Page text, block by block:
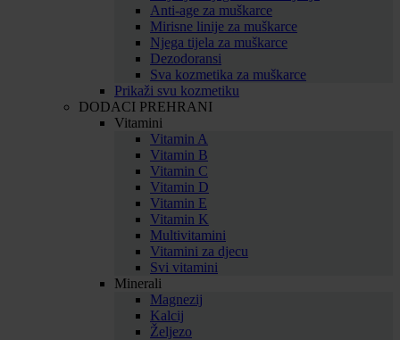
Anti-age za muškarce
Mirisne linije za muškarce
Njega tijela za muškarce
Dezodoransi
Sva kozmetika za muškarce
Prikaži svu kozmetiku
DODACI PREHRANI
Vitamini
Vitamin A
Vitamin B
Vitamin C
Vitamin D
Vitamin E
Vitamin K
Multivitamini
Vitamini za djecu
Svi vitamini
Minerali
Magnezij
Kalcij
Željezo